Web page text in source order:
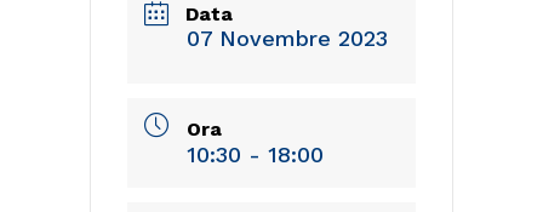
Data
07 Novembre 2023
Ora
10:30 - 18:00